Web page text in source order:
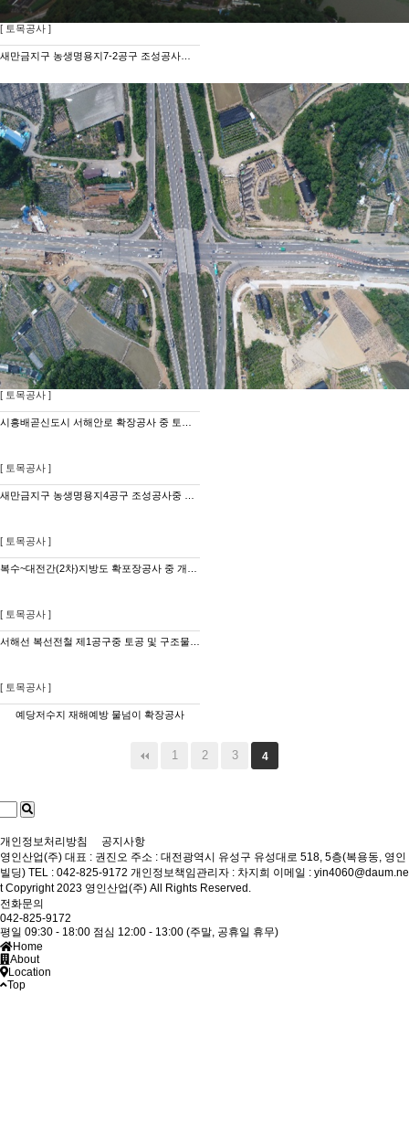
[ 토목공사 ]
[ 토목공사 ]
[ 토목공사 ]
[ 토목공사 ]
[ 토목공사 ]
[ 토목공사 ]
예당저수지 재해예방 물넘이 확장공사
1 2 3 4
개인정보처리방침
공지사항
영인산업(주) 대표 : 권진오 주소 : 대전광역시 유성구 유성대로 518, 5층(복용동, 영인
빌딩) TEL : 042-825-9172 개인정보책임관리자 : 차지희 이메일 : yin4060@daum.ne
t Copyright 2023 영인산업(주) All Rights Reserved.
전화문의
042-825-9172
평일 09:30 - 18:00 점심 12:00 - 13:00 (주말, 공휴일 휴무)
Home
About
Location
Top